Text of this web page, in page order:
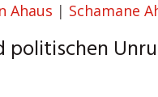
Ahaus | Schamane
politischen